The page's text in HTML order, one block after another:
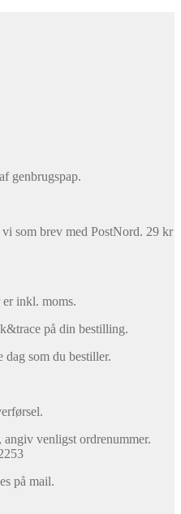
genbrugspap.
som brev med PostNord. 29 kr
inkl. moms.
på din bestilling.
dag som du bestiller.
venligst ordrenummer.
på mail.